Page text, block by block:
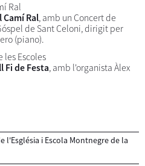
Ral
Ral, amb un Concert de
de Sant Celoni, dirigit per
(piano).
les Escoles
Fi de Festa, amb l'organista Àlex
l'Església i Escola Montnegre de la